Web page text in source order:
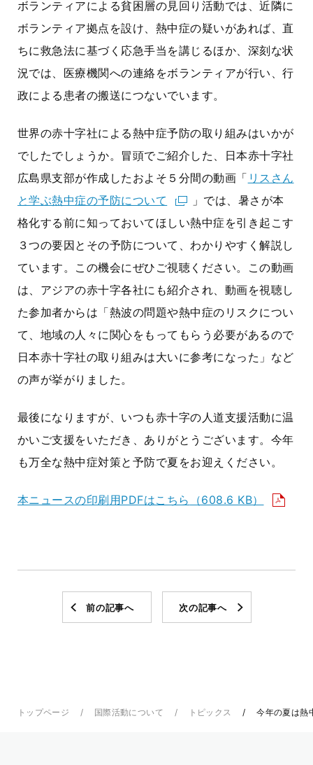
ボランティアによる貧困層の見回り活動では、近隣に
ボランティア拠点を設け、熱中症の疑いがあれば、直
ちに救急法に基づく応急手当を講じるほか、深刻な状
況では、医療機関への連絡をボランティアが行い、行
政による患者の搬送につないでいます。
世界の赤十字社による熱中症予防の取り組みはいかが
でしたでしょうか。冒頭でご紹介した、日本赤十字社
広島県支部が作成したおよそ５分間の動画「 リスさん
と学ぶ熱中症の予防について
」では、暑さが本
格化する前に知っておいてほしい熱中症を引き起こす
３つの要因とその予防について、わかりやすく解説し
ています。この機会にぜひご視聴ください。この動画
は、アジアの赤十字各社にも紹介され、動画を視聴し
た参加者からは「熱波の問題や熱中症のリスクについ
て、地域の人々に関心をもってもらう必要があるので
日本赤十字社の取り組みは大いに参考になった」など
の声が挙がりました。
最後になりますが、いつも赤十字の人道支援活動に温
かいご支援をいただき、ありがとうございます。今年
も万全な熱中症対策と予防で夏をお迎えください。
本ニュースの印刷用PDFはこちら （608.6 KB）
前の記事へ 次の記事へ
トップページ 国際活動について トピックス 今年の夏は熱